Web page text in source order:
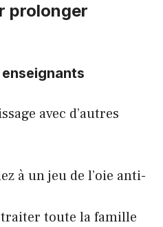
prolonger
avec d’autres
à un jeu de l’oie anti-
toute la famille